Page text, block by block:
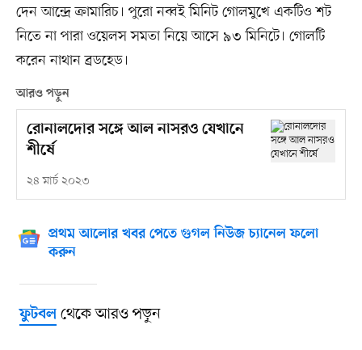
দেন আন্দ্রে ক্রামারিচ। পুরো নব্বই মিনিট গোলমুখে একটিও শট
নিতে না পারা ওয়েলস সমতা নিয়ে আসে ৯৩ মিনিটে। গোলটি
করেন নাথান ব্রডহেড।
আরও পড়ুন
রোনালদোর সঙ্গে আল নাসরও যেখানে
শীর্ষে
২৪ মার্চ ২০২৩
প্রথম আলোর খবর পেতে গুগল নিউজ চ্যানেল ফলো
করুন
ফুটবলথেকে আরও পড়ুন